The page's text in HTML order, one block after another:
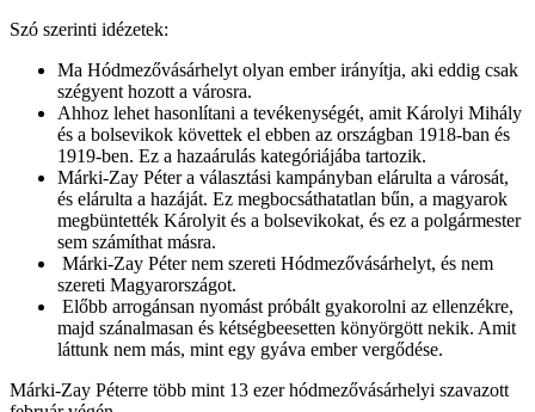
Szó szerinti idézetek:
Ma Hódmezővásárhelyt olyan ember irányítja, aki eddig csak
szégyent hozott a városra.
Ahhoz lehet hasonlítani a tevékenységét, amit Károlyi Mihály
és a bolsevikok követtek el ebben az országban 1918-ban és
1919-ben. Ez a hazaárulás kategóriájába tartozik.
Márki-Zay Péter a választási kampányban elárulta a városát,
és elárulta a hazáját. Ez megbocsáthatatlan bűn, a magyarok
megbüntették Károlyit és a bolsevikokat, és ez a polgármester
sem számíthat másra.
Márki-Zay Péter nem szereti Hódmezővásárhelyt, és nem
szereti Magyarországot.
Előbb arrogánsan nyomást próbált gyakorolni az ellenzékre,
majd szánalmasan és kétségbeesetten könyörgött nekik. Amit
láttunk nem más, mint egy gyáva ember vergődése.
Márki-Zay Péterre több mint 13 ezer hódmezővásárhelyi szavazott